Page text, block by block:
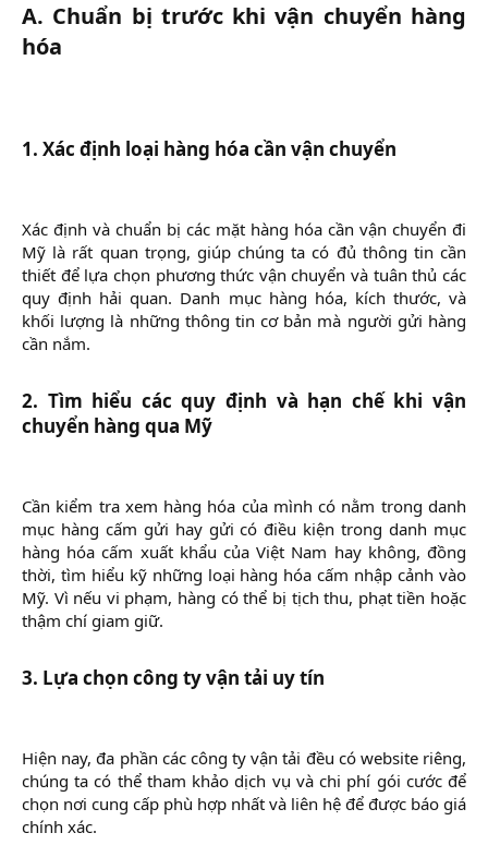
A. Chuẩn bị trước khi vận chuyển hàng
hóa
1. Xác định loại hàng hóa cần vận chuyển
Xác định và chuẩn bị các mặt hàng hóa cần vận chuyển đi
Mỹ là rất quan trọng, giúp chúng ta có đủ thông tin cần
thiết để lựa chọn phương thức vận chuyển và tuân thủ các
quy định hải quan. Danh mục hàng hóa, kích thước, và
khối lượng là những thông tin cơ bản mà người gửi hàng
cần nắm.
2. Tìm hiểu các quy định và hạn chế khi vận
chuyển hàng qua Mỹ
Cần kiểm tra xem hàng hóa của mình có nằm trong danh
mục hàng cấm gửi hay gửi có điều kiện trong danh mục
hàng hóa cấm xuất khẩu của Việt Nam hay không, đồng
thời, tìm hiểu kỹ những loại hàng hóa cấm nhập cảnh vào
Mỹ. Vì nếu vi phạm, hàng có thể bị tịch thu, phạt tiền hoặc
thậm chí giam giữ.
3. Lựa chọn công ty vận tải uy tín
Hiện nay, đa phần các công ty vận tải đều có website riêng,
chúng ta có thể tham khảo dịch vụ và chi phí gói cước để
chọn nơi cung cấp phù hợp nhất và liên hệ để được báo giá
chính xác.